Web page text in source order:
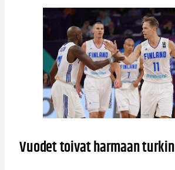
Vuodet toivat harmaan turkin